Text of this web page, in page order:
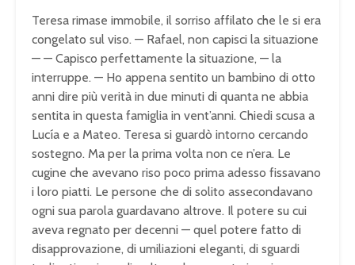
Teresa rimase immobile, il sorriso affilato che le si era
congelato sul viso. — Rafael, non capisci la situazione
— — Capisco perfettamente la situazione, — la
interruppe. — Ho appena sentito un bambino di otto
anni dire più verità in due minuti di quanta ne abbia
sentita in questa famiglia in vent’anni. Chiedi scusa a
Lucía e a Mateo. Teresa si guardò intorno cercando
sostegno. Ma per la prima volta non ce n’era. Le
cugine che avevano riso poco prima adesso fissavano
i loro piatti. Le persone che di solito assecondavano
ogni sua parola guardavano altrove. Il potere su cui
aveva regnato per decenni — quel potere fatto di
disapprovazione, di umiliazioni eleganti, di sguardi